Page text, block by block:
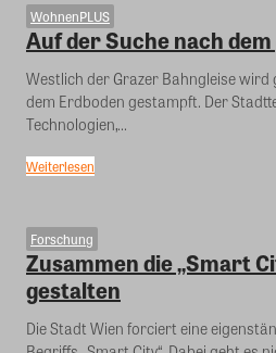
WohnenPLUS
Auf der Suche nach
Westlich der Grazer Bahngleise wird
dem Erdboden gestampft. Der
Technologien,...
Weiterlesen
Forschung
Zusammen die „Smart
gestalten
Die Stadt Wien forciert eine